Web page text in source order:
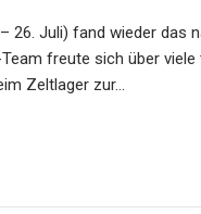
26. Juli) fand wieder
freute sich über viele
Zeltlager zur…